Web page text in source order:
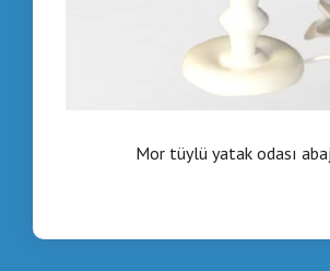
Mor tüylü yatak odası